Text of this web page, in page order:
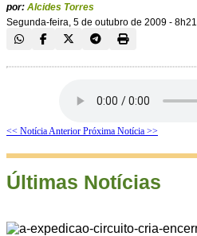
por: Alcides Torres
Segunda-feira, 5 de outubro de 2009 - 8h21
<< Notícia Anterior Próxima Notícia >>
Últimas Notícias